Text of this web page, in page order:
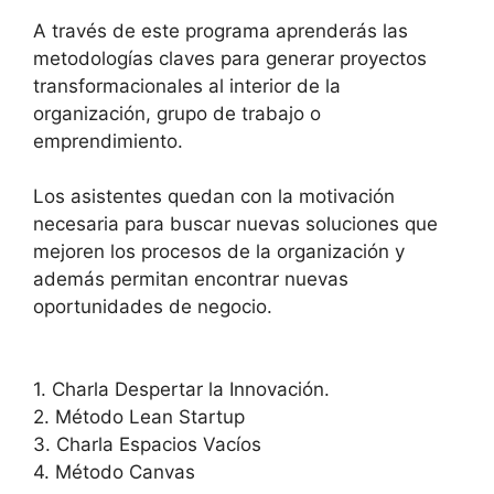
A través de este programa aprenderás las
metodologías claves para generar proyectos
transformacionales al interior de la
organización, grupo de trabajo o
emprendimiento.
Los asistentes quedan con la motivación
necesaria para buscar nuevas soluciones que
mejoren los procesos de la organización y
además permitan encontrar nuevas
oportunidades de negocio.
1. Charla Despertar la Innovación.
2. Método Lean Startup
3. Charla Espacios Vacíos
4. Método Canvas